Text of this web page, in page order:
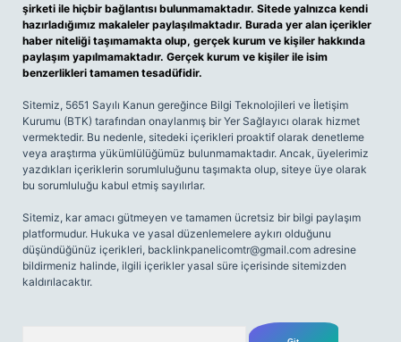
şirketi ile hiçbir bağlantısı bulunmamaktadır. Sitede yalnızca kendi
hazırladığımız makaleler paylaşılmaktadır. Burada yer alan içerikler
haber niteliği taşımamakta olup, gerçek kurum ve kişiler hakkında
paylaşım yapılmamaktadır. Gerçek kurum ve kişiler ile isim
benzerlikleri tamamen tesadüfidir.
Sitemiz, 5651 Sayılı Kanun gereğince Bilgi Teknolojileri ve İletişim
Kurumu (BTK) tarafından onaylanmış bir Yer Sağlayıcı olarak hizmet
vermektedir. Bu nedenle, sitedeki içerikleri proaktif olarak denetleme
veya araştırma yükümlülüğümüz bulunmamaktadır. Ancak, üyelerimiz
yazdıkları içeriklerin sorumluluğunu taşımakta olup, siteye üye olarak
bu sorumluluğu kabul etmiş sayılırlar.
Sitemiz, kar amacı gütmeyen ve tamamen ücretsiz bir bilgi paylaşım
platformudur. Hukuka ve yasal düzenlemelere aykırı olduğunu
düşündüğünüz içerikleri, backlinkpanelicomtr@gmail.com adresine
bildirmeniz halinde, ilgili içerikler yasal süre içerisinde sitemizden
kaldırılacaktır.